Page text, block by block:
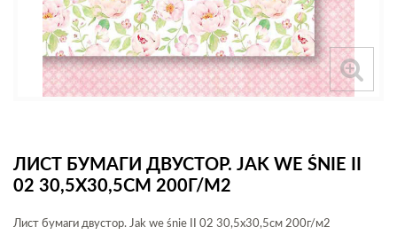
ЛИСТ БУМАГИ ДВУСТОР. JAK WE ŚNIE II
02 30,5Х30,5СМ 200Г/М2
Лист бумаги двустор. Jak we śnie II 02 30,5х30,5см 200г/м2